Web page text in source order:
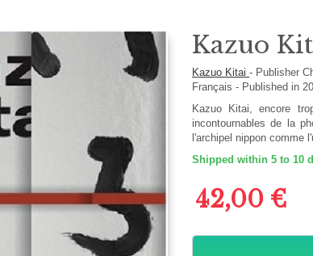
Kazuo
Kazuo Kitai- Publisher
Français- Published in
Kazuo Kitai, encore
incontournables de la
l'archipel nippon comme
Shipped within 5 to 10
42,00 €